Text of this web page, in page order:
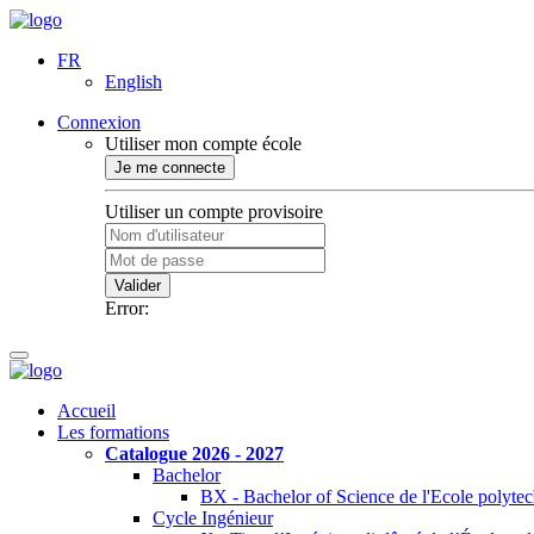
FR
English
Connexion
Utiliser mon compte école
Je me connecte
Utiliser un compte provisoire
Valider
Error:
Accueil
Les formations
Catalogue 2026 - 2027
Bachelor
BX - Bachelor of Science de l'Ecole
Cycle Ingénieur